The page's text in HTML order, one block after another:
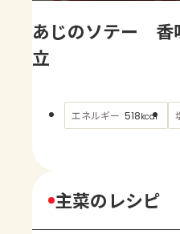
AJINOMOTO PARK とは
あじのソテー 香
立
エネルギー 518kcal
主菜のレシピ